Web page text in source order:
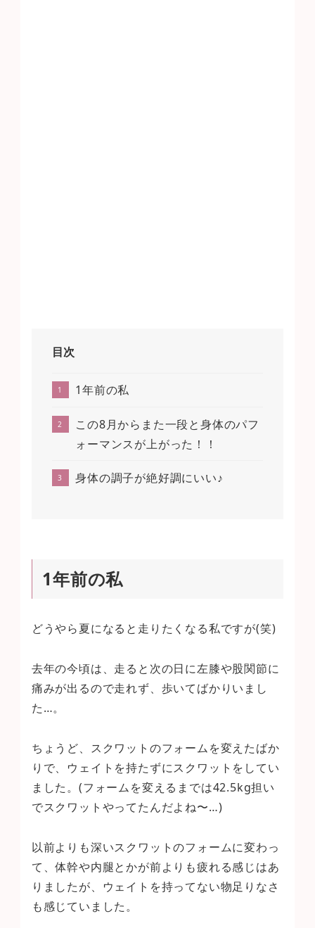
目次
1年前の私
この8月からまた一段と身体のパフ
ォーマンスが上がった！！
身体の調子が絶好調にいい♪
1年前の私
どうやら夏になると走りたくなる私ですが(笑)
去年の今頃は、走ると次の日に左膝や股関節に
痛みが出るので走れず、歩いてばかりいまし
た…。
ちょうど、スクワットのフォームを変えたばか
りで、ウェイトを持たずにスクワットをしてい
ました。(フォームを変えるまでは42.5kg担い
でスクワットやってたんだよね〜…)
以前よりも深いスクワットのフォームに変わっ
て、体幹や内腿とかが前よりも疲れる感じはあ
りましたが、ウェイトを持ってない物足りなさ
も感じていました。